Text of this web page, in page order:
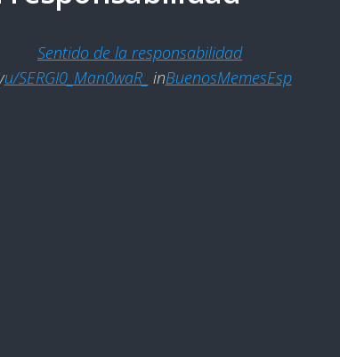
Sentido de la responsabilidad
u/SERGI0_Man0waR_ inBuenosMemesEsp